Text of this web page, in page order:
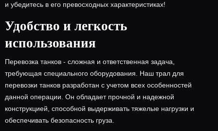
и убедитесь в его превосходных характеристиках!
Удобство и легкость
использования
Перевозка танков - сложная и ответственная задача,
требующая специального оборудования. Наш трал для
перевозки танков разработан с учетом всех особенностей
данной операции. Он обладает прочной и надежной
конструкцией, способной выдерживать тяжелые нагрузки и
обеспечивать безопасность груза.